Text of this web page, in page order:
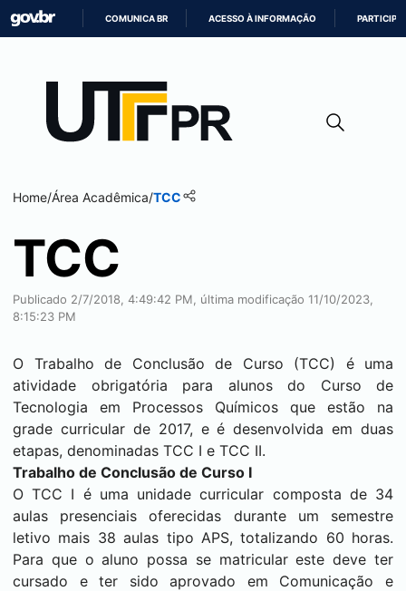
CONTEÚDO
COMUNICA BR ACESSO À INFORMAÇÃO PARTICIPE
Home/Área Acadêmica/TCC
TCC
Publicado 2/7/2018, 4:49:42 PM, última modificação 11/10/2023,
8:15:23 PM
O Trabalho de Conclusão de Curso (TCC) é uma
atividade obrigatória para alunos do Curso de
Tecnologia em Processos Químicos que estão na
grade curricular de 2017, e é desenvolvida em duas
etapas, denominadas TCC I e TCC II.
Trabalho de Conclusão de Curso I
O TCC I é uma unidade curricular composta de 34
aulas presenciais oferecidas durante um semestre
letivo mais 38 aulas tipo APS, totalizando 60 horas.
Para que o aluno possa se matricular este deve ter
cursado e ter sido aprovado em Comunicação e